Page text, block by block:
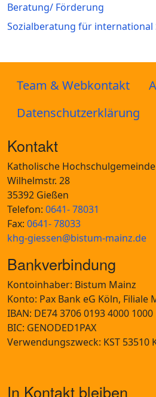
Beratung/ Förderung
Sozialberatung für international
Team & Webkontakt
Datenschutzerklärung
Kontakt
Katholische
Wilhelmstr. 28
35392 Gießen
Telefon: 0641- 78031
Fax: 0641- 78033
khg-giessen@bistum-mainz.de
Bankverbindung
Kontoinhaber: Bistum Mainz
Konto: Pax Bank eG Köln, Filiale
IBAN: DE74 3706 0193 4000 1000
BIC: GENODED1PAX
Verwendungszweck: KST 53510
In Kontakt bleiben